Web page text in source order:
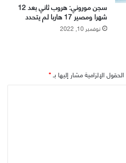
سجن موروني: هروب ثاني بعد 12
شهرا ومصير 17 هاربا لم يتحدد
نوفمبر 10, 2022
الحقول الإلزامية مشار إليها بـ*